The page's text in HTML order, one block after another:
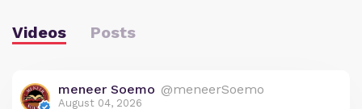
Videos Posts
meneer Soemo @meneerSoemo
August 04, 2026